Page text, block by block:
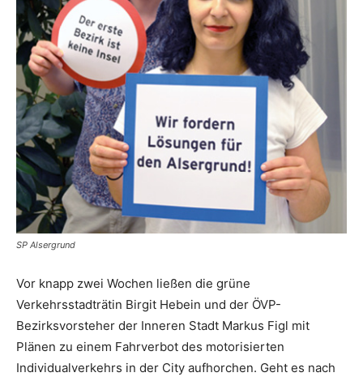
SP Alsergrund
Vor knapp zwei ­Wochen ließen die grüne
Verkehrsstadträtin Birgit Hebein und der ÖVP-
Bezirksvorsteher der Inneren Stadt Markus Figl mit
Plänen zu einem Fahrverbot des motorisierten
Individualverkehrs in der City aufhorchen. Geht es nach